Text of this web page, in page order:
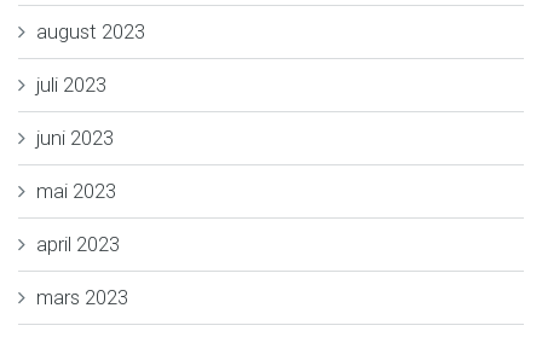
august 2023
juli 2023
juni 2023
mai 2023
april 2023
mars 2023